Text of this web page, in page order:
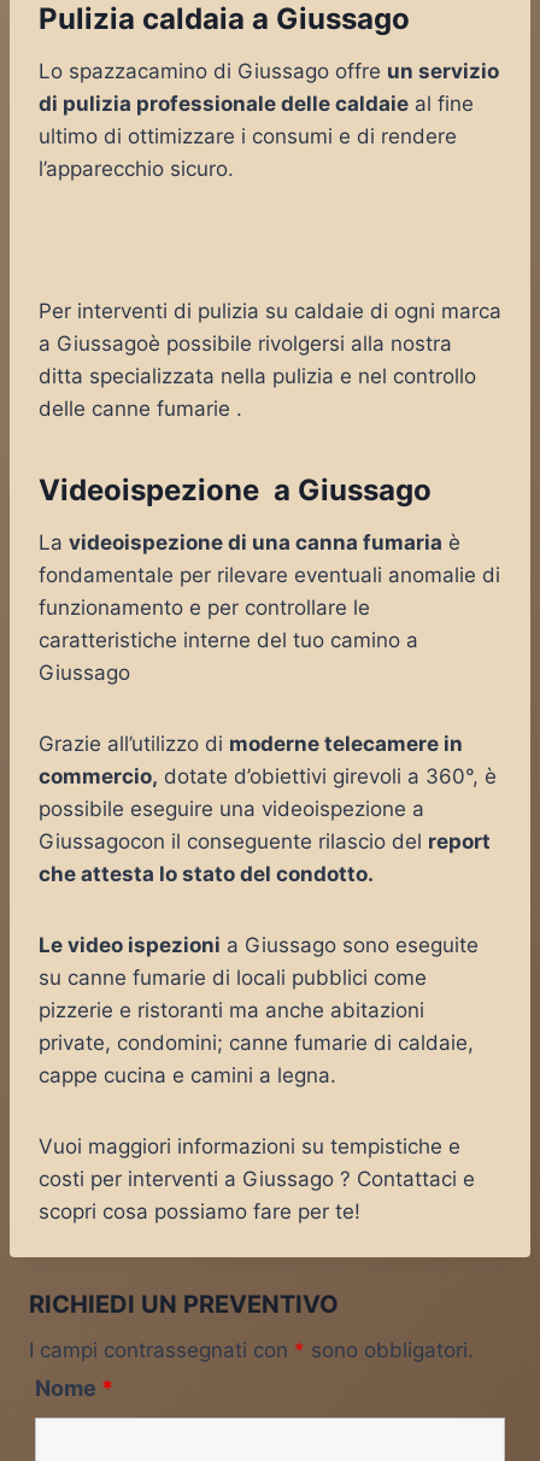
Pulizia caldaia a Giussago
Lo spazzacamino di Giussago offre un servizio
di pulizia professionale delle caldaie al fine
ultimo di ottimizzare i consumi e di rendere
l’apparecchio sicuro.
Per interventi di pulizia su caldaie di ogni marca
a Giussagoè possibile rivolgersi alla nostra
ditta specializzata nella pulizia e nel controllo
delle canne fumarie .
Videoispezione a Giussago
La videoispezione di una canna fumaria è
fondamentale per rilevare eventuali anomalie di
funzionamento e per controllare le
caratteristiche interne del tuo camino a
Giussago
Grazie all’utilizzo di moderne telecamere in
commercio, dotate d’obiettivi girevoli a 360°, è
possibile eseguire una videoispezione a
Giussagocon il conseguente rilascio del report
che attesta lo stato del condotto.
Le video ispezioni a Giussago sono eseguite
su canne fumarie di locali pubblici come
pizzerie e ristoranti ma anche abitazioni
private, condomini; canne fumarie di caldaie,
cappe cucina e camini a legna.
Vuoi maggiori informazioni su tempistiche e
costi per interventi a Giussago ? Contattaci e
scopri cosa possiamo fare per te!
RICHIEDI UN PREVENTIVO
I campi contrassegnati con * sono obbligatori.
Nome *